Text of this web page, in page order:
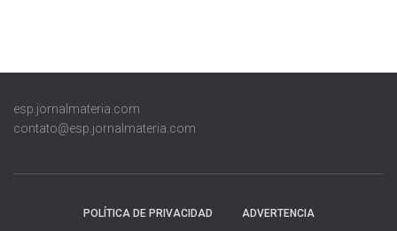
esp.jornalmateria.com
contato@esp.jornalmateria.com
POLÍTICA DE PRIVACIDAD ADVERTENCIA